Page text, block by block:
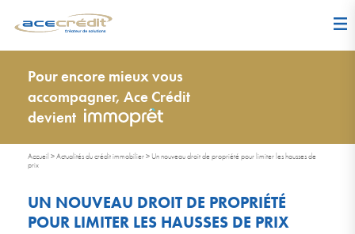
Pour encore mieux vous
accompagner, Ace Crédit
devient
Accueil >Actualités du crédit immobilier> Un nouveau droit de propriété pour limiter les hausses de
prix
UN NOUVEAU DROIT DE PROPRIÉTÉ
POUR LIMITER LES HAUSSES DE PRIX